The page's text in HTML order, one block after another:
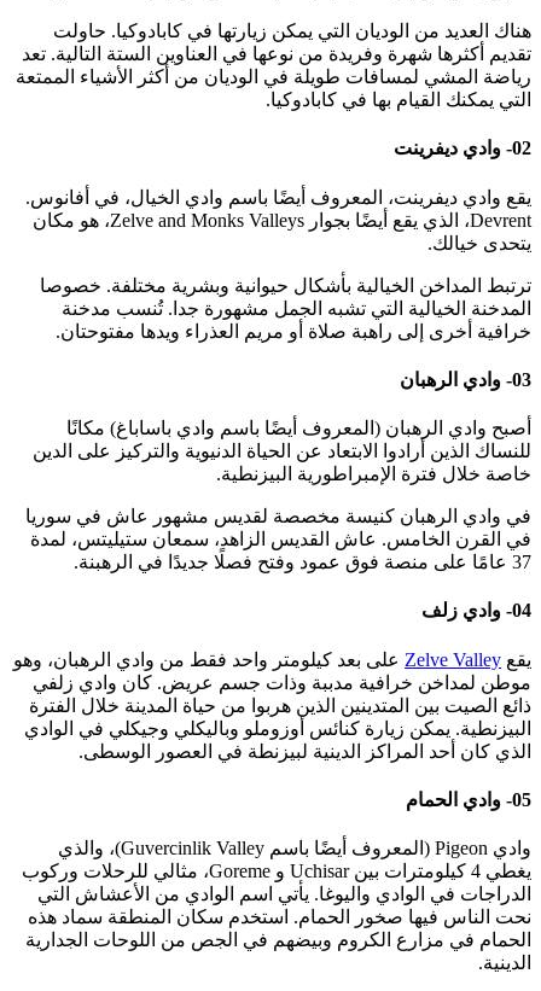
هناك العديد من الوديان التي يمكن زيارتها في كابادوكيا. حاولت
تقديم أكثرها شهرة وفريدة من نوعها في العناوين الستة التالية. تعد
رياضة المشي لمسافات طويلة في الوديان من أكثر الأشياء الممتعة
التي يمكنك القيام بها في كابادوكيا.
02- وادي ديفرينت
يقع وادي ديفرينت، المعروف أيضًا باسم وادي الخيال، في أفانوس.
Devrent، الذي يقع أيضًا بجوار Zelve and Monks Valleys، هو مكان
يتحدى خيالك.
ترتبط المداخن الخيالية بأشكال حيوانية وبشرية مختلفة. خصوصا
المدخنة الخيالية التي تشبه الجمل مشهورة جدا. تُنسب مدخنة
خرافية أخرى إلى راهبة صلاة أو مريم العذراء ويدها مفتوحتان.
03- وادي الرهبان
أصبح وادي الرهبان (المعروف أيضًا باسم وادي باساباغ) مكانًا
للنساك الذين أرادوا الابتعاد عن الحياة الدنيوية والتركيز على الدين
خاصة خلال فترة الإمبراطورية البيزنطية.
في وادي الرهبان كنيسة مخصصة لقديس مشهور عاش في سوريا
في القرن الخامس. عاش القديس الزاهد، سمعان ستيليتس، لمدة
37 عامًا على منصة فوق عمود وفتح فصلًا جديدًا في الرهبنة.
04- وادي زلف
يقع Zelve Valley على بعد كيلومتر واحد فقط من وادي الرهبان، وهو
موطن لمداخن خرافية مدببة وذات جسم عريض. كان وادي زلفي
ذائع الصيت بين المتدينين الذين هربوا من حياة المدينة خلال الفترة
البيزنطية. يمكن زيارة كنائس أوزوملو وباليكلي وجيكلي في الوادي
الذي كان أحد المراكز الدينية لبيزنطة في العصور الوسطى.
05- وادي الحمام
وادي Pigeon (المعروف أيضًا باسم Guvercinlik Valley)، والذي
يغطي 4 كيلومترات بين Uchisar و Goreme، مثالي للرحلات وركوب
الدراجات في الوادي واليوغا. يأتي اسم الوادي من الأعشاش التي
نحت الناس فيها صخور الحمام. استخدم سكان المنطقة سماد هذه
الحمام في مزارع الكروم وبيضهم في الجص من اللوحات الجدارية
الدينية.